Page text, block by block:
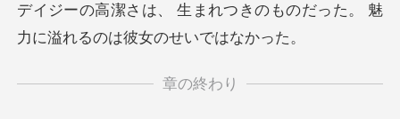
つきのものだった。 魅
力に溢
章の終わり